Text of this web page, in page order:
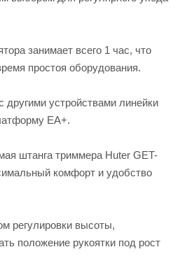
занимает всего 1 час, что
простоя оборудования.
другими устройствами линейки
EA+.
штанга триммера Huter GET-
комфорт и удобство
регулировки высоты,
положение рукоятки под рост